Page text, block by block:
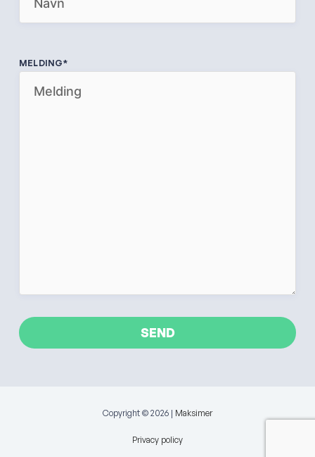
MELDING*
Copyright © 2026 | Maksimer
Privacy policy